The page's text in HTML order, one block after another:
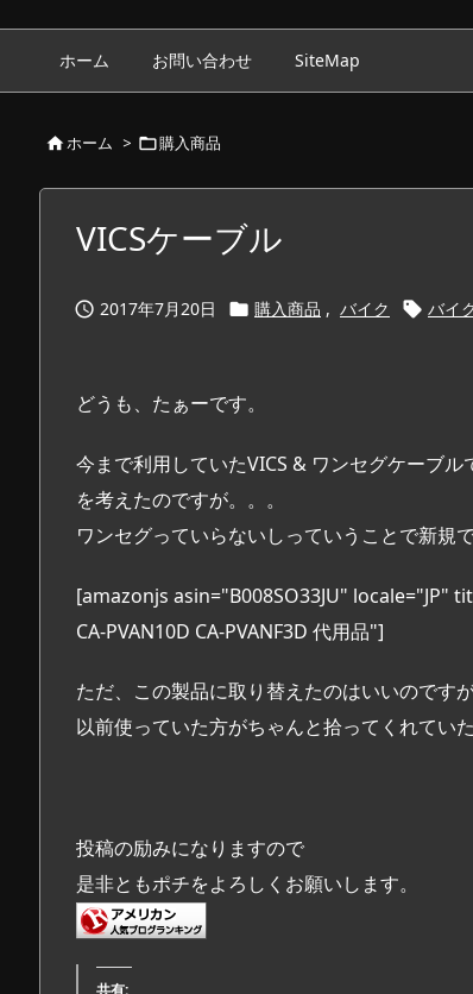
ホーム お問い合わせ SiteMap
ホーム > 購入商品
VICSケーブル
 2017年7月20日  購入商品 , バイク  バイ
どうも、たぁーです。
今まで利用していたVICS & ワンセグケーブ
を考えたのですが。。。
ワンセグっていらないしっていうことで新規
[amazonjs asin="B008SO33JU" locale="JP"
CA-PVAN10D CA-PVANF3D 代用品"]
ただ、この製品に取り替えたのはいいのです
以前使っていた方がちゃんと拾ってくれてい
投稿の励みになりますので
是非ともポチをよろしくお願いします。
共有: